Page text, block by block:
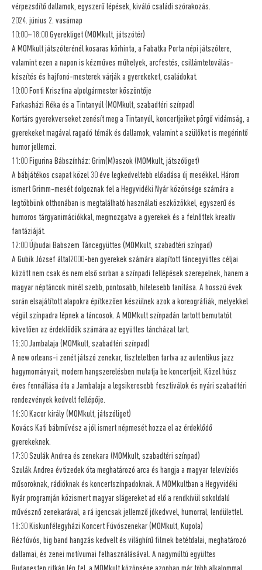
vérpezsdítő dallamok, egyszerű lépések, kiváló családi szórakozás.
2024. június 2. vasárnap
10:00–18:00 Gyerekliget (MOMkult, játszótér)
A MOMkult játszóterénél kosaras körhinta, a Fabatka Porta népi játszótere,
valamint ezen a napon is kézműves műhelyek, arcfestés, csillámtetoválás-
készítés és hajfonó-mesterek várják a gyerekeket, családokat.
10:00 Fonti Krisztina alpolgármester köszöntője
Farkasházi Réka és a Tintanyúl (MOMkult, szabadtéri színpad)
Kortárs gyerekverseket zenésít meg a Tintanyúl, koncertjeiket pörgő vidámság, a
gyerekeket magával ragadó témák és dallamok, valamint a szülőket is megérintő
humor jellemzi.
11:00 Figurina Bábszínház: Grim(M)aszok (MOMkult, játszóliget)
A bábjátékos csapat közel 30 éve legkedveltebb előadása új mesékkel. Három
ismert Grimm-mesét dolgoznak fel a Hegyvidéki Nyár közönsége számára a
legtöbbünk otthonában is megtalálható használati eszközökkel, egyszerű és
humoros tárgyanimációkkal, megmozgatva a gyerekek és a felnőttek kreatív
fantáziáját.
12:00 Újbudai Babszem Táncegyüttes (MOMkult, szabadtéri színpad)
A Gubik József által2000-ben gyerekek számára alapított táncegyüttes céljai
között nem csak és nem első sorban a színpadi fellépések szerepelnek, hanem a
magyar néptáncok minél szebb, pontosabb, hitelesebb tanítása. A hosszú évek
során elsajátított alapokra építkezően készülnek azok a koreográfiák, melyekkel
végül színpadra lépnek a táncosok. A MOMkult színpadán tartott bemutatót
követően az érdeklődők számára az együttes táncházat tart.
15:30 Jambalaja (MOMkult, szabadtéri színpad)
A new orleans-i zenét játszó zenekar, tiszteletben tartva az autentikus jazz
hagymományait, modern hangszerelésben mutatja be koncertjeit. Közel húsz
éves fennállása óta a Jambalaja a legsikeresebb fesztiválok és nyári szabadtéri
rendezvények kedvelt fellépője.
16:30 Kacor király (MOMkult, játszóliget)
Kovács Kati bábművész a jól ismert népmesét hozza el az érdeklődő
gyerekeknek.
17:30 Szulák Andrea és zenekara (MOMkult, szabadtéri színpad)
Szulák Andrea évtizedek óta meghatározó arca és hangja a magyar televíziós
műsoroknak, rádióknak és koncertszínpadoknak. A MOMkultban a Hegyvidéki
Nyár programján közismert magyar slágereket ad elő a rendkívül sokoldalú
művésznő zenekarával, a rá igencsak jellemző jókedvvel, humorral, lendülettel.
18:30 Kiskunfélegyházi Koncert Fúvószenekar (MOMkult, Kupola)
Rézfúvós, big band hangzás kedvelt és világhírű filmek betétdalai, meghatározó
dallamai, és zenei motívumai felhasználásával. A nagymúltú együttes